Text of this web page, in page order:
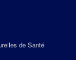
de Santé